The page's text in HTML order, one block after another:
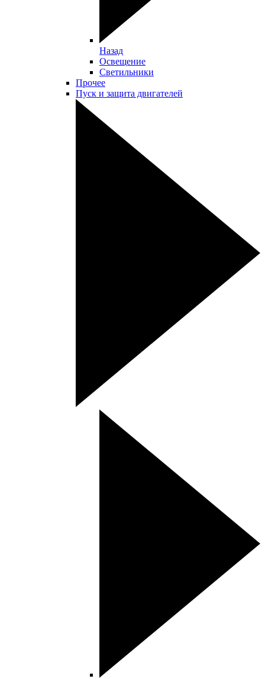
Назад
Освещение
Светильники
Прочее
Пуск и защита двигателей